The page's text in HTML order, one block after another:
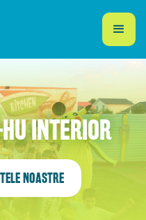
INTERIOR
NOASTRE